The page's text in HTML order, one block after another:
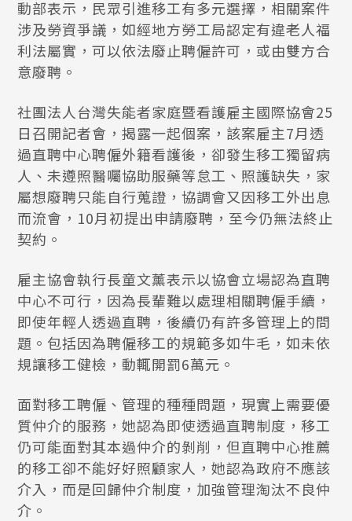
動部表示，民眾引進移工有多元選擇，相關案件
涉及勞資爭議，如經地方勞工局認定有違老人福
利法屬實，可以依法廢止聘僱許可，或由雙方合
意廢聘。
社團法人台灣失能者家庭暨看護雇主國際協會25
日召開記者會，揭露一起個案，該案雇主7月透
過直聘中心聘僱外籍看護後，卻發生移工獨留病
人、未遵照醫囑協助服藥等怠工、照護缺失，家
屬想廢聘只能自行蒐證，協調會又因移工外出息
而流會，10月初提出申請廢聘，至今仍無法終止
契約。
雇主協會執行長童文薰表示以協會立場認為直聘
中心不可行，因為長輩難以處理相關聘僱手續，
即使年輕人透過直聘，後續仍有許多管理上的問
題。包括因為聘僱移工的規範多如牛毛，如未依
規讓移工健檢，動輒開罰6萬元。
面對移工聘僱、管理的種種問題，現實上需要優
質仲介的服務，她認為即使透過直聘制度，移工
仍可能面對其本過仲介的剝削，但直聘中心推薦
的移工卻不能好好照顧家人，她認為政府不應該
介入，而是回歸仲介制度，加強管理淘汰不良仲
介。